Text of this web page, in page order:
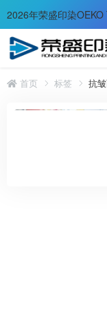
2026年荣盛印染OEKO
首页 标签 抗